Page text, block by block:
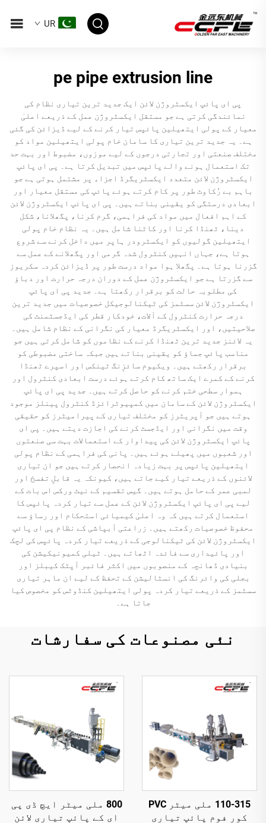
UR
pe pipe extrusion line
پی ای پائپ ایکسٹروژن لائن ایک جدید ترین تیاری نظام کی
نمائندگی کرتی ہے جو مستقل ایکسٹروژن عمل کے ذریعے اعلیٰ
معیار کے پولی ایتھیلین پائپس تیار کرنے کے لیے ڈیزائن کی گئی
ہے۔ یہ جدید ترین تیاری کا سامان خام پولی ایتھیلین مواد کو
مختلف صنعتی اور تجارتی درجوں کے لیے موزوں، مضبوط اور بہت حد
تک استعمال ہونے والے پائپس میں تبدیل کرتا ہے۔ پی ای پائپ
ایکسٹروژن لائن متعدد ایکسٹریگرڈ اجزاء پر مشتمل ہوتی ہے جو
باہم بے رُکاوٹ طور پر کام کرتے ہوئے پائپ کی مستقل معیار اور
ابعادی درستگی کو یقینی بناتے ہیں۔ پی ای پائپ ایکسٹروژن لائن
کے اہم افعال میں مواد کی فراہمی، گرم کرنا، پگھلانا، شکل
دینا، ٹھنڈا کرنا اور کاٹنا شامل ہیں۔ یہ نظام خام پولی
ایتھیلین گولیوں کو ایکسٹرودر ہاپر میں داخل کرنے سے شروع
ہوتا ہے، جہاں انہیں کنٹرول شدہ گرمی اور پگھلانے کے عمل سے
گزرنا ہوتا ہے۔ پگھلا ہوا مواد درست طور پر ڈیزائن کردہ سکریوز
سے گزرتا ہے جو ایکسٹروژن عمل کے دوران درجہ حرارت اور دباؤ
کی مطلوبہ حالت کو برقرار رکھتا ہے۔ جدید پی ای پائپ
ایکسٹروژن لائن سسٹمز کی ٹیکنالوجیکل خصوصیات میں جدید ترین
درجہ حرارت کنٹرول کے آلات، خودکار قطر کی ایڈجسٹمنٹ کی
صلاحیتیں، اور ایکسٹریگرڈ معیار کی نگرانی کے نظام شامل ہیں۔
یہ لائنز جدید ترین ٹھنڈا کرنے کے نظاموں کو شامل کرتی ہیں جو
مناسب پائپ جماؤ کو یقینی بناتے ہیں جبکہ ساختی مضبوطی کو
برقرار رکھتے ہیں۔ ویکیوم سائزِنگ ٹینکس اور اسپرے ٹھنڈا
کرنے کے کمرے ایک ساتھ کام کرتے ہوئے درست ابعادی کنٹرول اور
ہموار سطحی ختم کرنے کو حاصل کرتے ہیں۔ جدید پی ای پائپ
ایکسٹروژن لائن کے سامان میں کمپیوٹرائزڈ کنٹرول پینلز موجود
ہوتے ہیں جو آپریٹرز کو مختلف تیاری کے پیرامیٹرز کو حقیقی
وقت میں نگرانی اور ایڈجسٹ کرنے کی اجازت دیتے ہیں۔ پی ای
پائپ ایکسٹروژن لائن کی پیداوار کے استعمالات بہت سی صنعتوں
اور شعبوں میں پھیلے ہوئے ہیں۔ پانی کی فراہمی کے نظام پولی
ایتھیلین پائپس پر بہت زیادہ انحصار کرتے ہیں جو ان تیاری
لائنوں کے ذریعے تیار کیے جاتے ہیں، کیونکہ یہ قابلِ تفسخ اور
لمبی عمر کے حامل ہوتے ہیں۔ گیس تقسیم کے نیٹ ورکس اس بات کے
لیے پی ای پائپ ایکسٹروژن لائن کے عمل سے تیار کردہ پائپس کا
استعمال کرتے ہیں کہ وہ اعلیٰ کیمیائی استحکام اور رساؤ سے
محفوظ خصوصیات رکھتے ہیں۔ زراعتی آبپاشی کے نظام پی ای پائپ
ایکسٹروژن لائن کی ٹیکنالوجی کے ذریعے تیار کردہ پائپس کی لچک
اور پائیداری سے فائدہ اٹھاتے ہیں۔ ٹیلی کمیونیکیشن کی
بنیادی ڈھانچہ کے منصوبوں میں اکثر فائبر آپٹک کیبلز اور
بجلی کی وائرنگ کی انسٹالیشن کے تحفظ کے لیے ان ماہر تیاری
سسٹمز کے ذریعے تیار کردہ پولی ایتھیلین کنڈوٹس کو مخصوص کیا
جاتا ہے۔
نئی مصنوعات کی سفارشات
110-315 ملی میٹر PVC
کور فوم پائپ تیاری
800 ملی میٹر ایچ ڈی پی
ای کے پائپ تیاری لائن